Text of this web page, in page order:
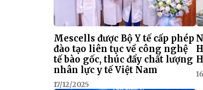
Mescells được Bộ Y tế cấp phép
đào tạo liên tục về công nghệ
tế bào gốc, thúc đẩy chất lượng
nhân lực y tế Việt Nam
17/12/2025